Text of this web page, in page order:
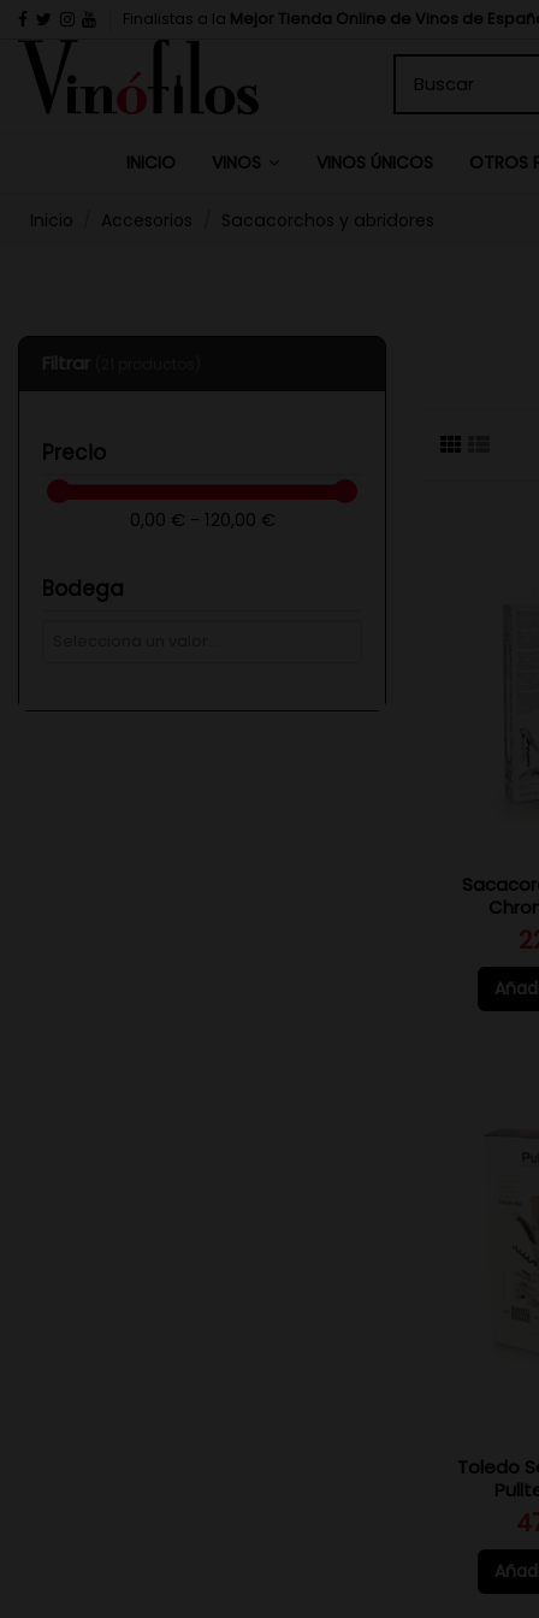
Finalistas a la Mejor Tienda Online de Vinos de
INICIO VINOS VINOS ÚNICOS OTROS
Inicio Accesorios Sacacorchos y abridores
Toledo
Precio
0,00 € - 120,00 €
Bodega